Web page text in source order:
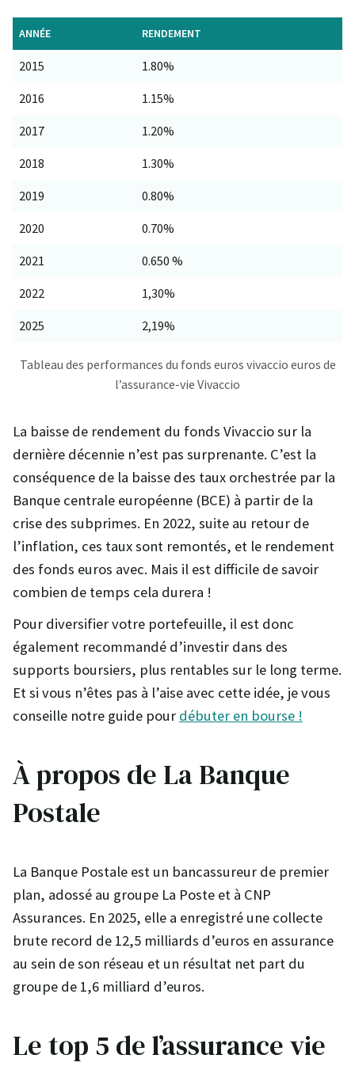
ANNÉE RENDEMENT
2015 1.80%
2016 1.15%
2017 1.20%
2018 1.30%
2019 0.80%
2020 0.70%
2021 0.650 %
2022 1,30%
2025 2,19%
Tableau des performances du fonds euros vivaccio euros de
l’assurance-vie Vivaccio
La baisse de rendement du fonds Vivaccio sur la
dernière décennie n’est pas surprenante. C’est la
conséquence de la baisse des taux orchestrée par la
Banque centrale européenne (BCE) à partir de la
crise des subprimes. En 2022, suite au retour de
l’inflation, ces taux sont remontés, et le rendement
des fonds euros avec. Mais il est difficile de savoir
combien de temps cela durera !
Pour diversifier votre portefeuille, il est donc
également recommandé d’investir dans des
supports boursiers, plus rentables sur le long terme.
Et si vous n’êtes pas à l’aise avec cette idée, je vous
conseille notre guide pour débuter en bourse !
À propos de La Banque
Postale
La Banque Postale est un bancassureur de premier
plan, adossé au groupe La Poste et à CNP
Assurances. En 2025, elle a enregistré une collecte
brute record de 12,5 milliards d’euros en assurance
au sein de son réseau et un résultat net part du
groupe de 1,6 milliard d’euros.
Le top 5 de l’assurance vie